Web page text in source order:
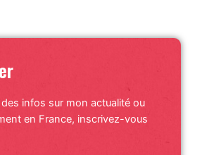
infos sur mon actualité ou
en France, inscrivez-vous